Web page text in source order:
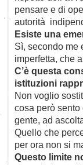
pensare e di
autorità
Esiste una
Sì, secondo me
imperfetta, che
C’è questa
istituzioni
Non voglio
cosa però
gente, ad
Quello che
per ora non si
Questo limite